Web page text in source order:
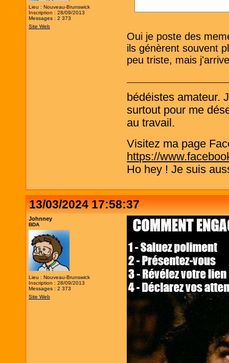
Lieu : Nouveau-Brunswick
Inscription : 28/09/2013
Messages : 2 373
Site Web
Oui je poste des
ils génèrent souvent
peu triste, mais
bédéistes amateur.
surtout pour me
au travail.
Visitez ma page
https://
Ho hey ! Je suis
13/03/2024 17:58:37
Johnney
BDA
Lieu : Nouveau-Brunswick
Inscription : 28/09/2013
Messages : 2 373
Site Web